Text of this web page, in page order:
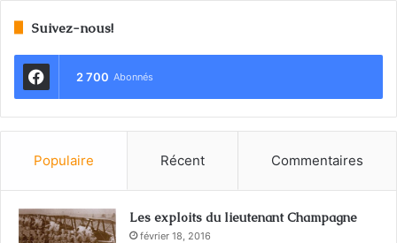
Suivez-nous!
2 700 Abonnés
Populaire Récent Commentaires
Les exploits du lieutenant Champagne
février 18, 2016